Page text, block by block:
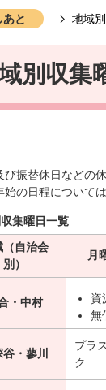
あと 地域
別収集
び振替休日などの
始の日程について
集曜日一覧
（自治会
別）
月
・中村
資
無
谷・蓼川
プラ
ク